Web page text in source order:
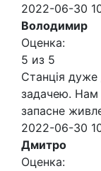
2022-06-30
Володимир
Оценка:
5 из 5
Станція дуже
задачею. Нам
запасне
2022-06-30
Дмитро
Оценка: